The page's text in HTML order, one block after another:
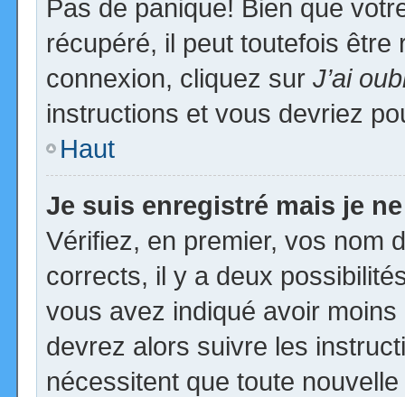
Pas de panique! Bien que
récupéré, il peut toutefois
connexion, cliquez sur J’ai
instructions et vous devriez
Haut
Je suis enregistré mais je
Vérifiez, en premier, vos nom
corrects, il y a deux
vous avez indiqué avoir
devrez alors suivre les
nécessitent que toute